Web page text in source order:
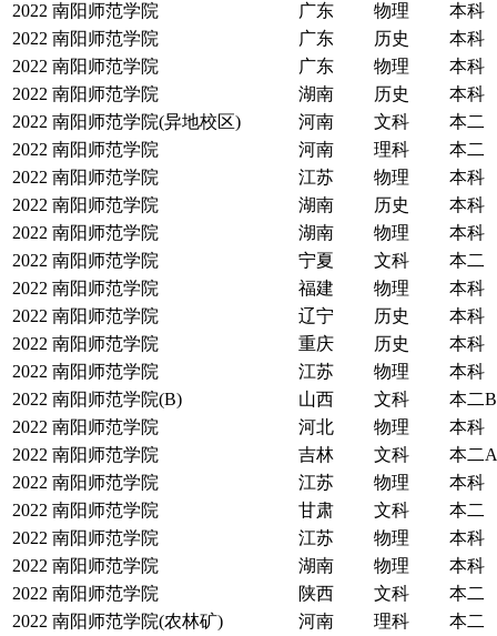
2022 南阳师范学院 广东 物理
本科
2022 南阳师范学院 广东 历史
本科
2022 南阳师范学院 广东 物理
本科
2022 南阳师范学院 湖南 历史
本科
2022 南阳师范学院(异地校区) 河南 文科
本二
2022 南阳师范学院 河南 理科
本二
2022 南阳师范学院 江苏 物理
本科
2022 南阳师范学院 湖南 历史
本科
2022 南阳师范学院 湖南 物理
本科
2022 南阳师范学院 宁夏 文科
本二
2022 南阳师范学院 福建 物理
本科
2022 南阳师范学院 辽宁 历史
本科
2022 南阳师范学院 重庆 历史
本科
2022 南阳师范学院 江苏 物理
本科
2022 南阳师范学院(B) 山西 文科
本二B
2022 南阳师范学院 河北 物理
本科
2022 南阳师范学院 吉林 文科
本二A
2022 南阳师范学院 江苏 物理
本科
2022 南阳师范学院 甘肃 文科
本二
2022 南阳师范学院 江苏 物理
本科
2022 南阳师范学院 湖南 物理
本科
2022 南阳师范学院 陕西 文科
本二
2022 南阳师范学院(农林矿) 河南 理科
本二